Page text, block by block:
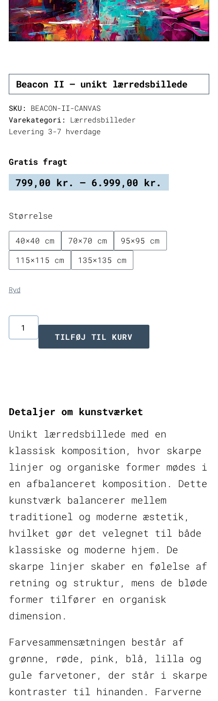
Beacon II – unikt lærredsbillede
SKU:
BEACON-II-CANVAS
Varekategori:
Lærredsbilleder
Levering 3-7 hverdage
Gratis fragt
799,00 kr. – 6.999,00 kr.
799,00
Størrelse
40×40 cm 70×70 cm
95×95 cm
115×115 cm
135×135 cm
Ryd
Beacon
antal
TILFØJ TIL KURV
Detaljer om kunstværket
Unikt lærredsbillede med en
klassisk komposition, hvor skarpe
linjer og organiske former mødes i
en afbalanceret komposition. Dette
kunstværk balancerer mellem
traditionel og moderne æstetik,
hvilket gør det velegnet til både
klassiske og moderne hjem. De
skarpe linjer skaber en følelse af
retning og struktur, mens de bløde
former tilfører en organisk
dimension.
Farvesammensætningen består af
grønne, røde, pink, blå, lilla og
gule farvetoner, der står i skarpe
kontraster til hinanden. Farverne